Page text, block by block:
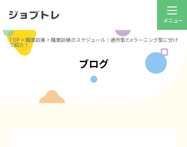
TOP > 職業訓練 > 職業訓練のスケジュール｜通所型とeラーニング型に分け
て紹介！
ブログ